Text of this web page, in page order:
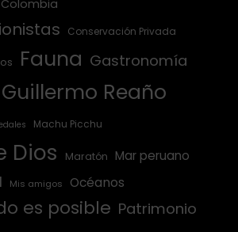
Colombia
Conservación Privada
Fauna Gastronomía
Guillermo Reaño
Machu Picchu
Dios Maratón Mar peruano
Mis amigos Océanos
es posible Patrimonio